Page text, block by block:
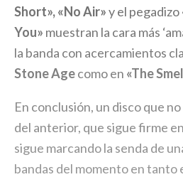
Short», «No Air»y el pegadizo
You» muestran la cara más
la banda con acercamientos
Stone Agecomo en «The
En conclusión, un disco que
del anterior, que sigue firme
sigue marcando la senda de
bandas del momento en tanto